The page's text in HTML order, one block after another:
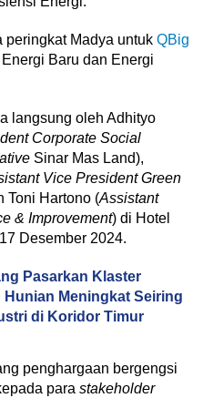
peringkat Madya untuk QBig
Baru dan Energi
langsung oleh Adhityo
Corporate Social
Sinar Mas Land),
Vice President Green
Toni Hartono (Assistant
& Improvement) di Hotel
Desember 2024.
Pasarkan Klaster
Hunian Meningkat Seiring
di Koridor Timur
penghargaan bergengsi
para stakeholder